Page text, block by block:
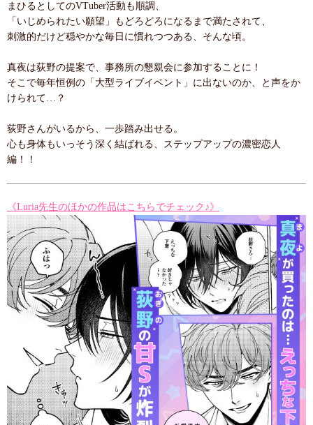
まひるとしてのVTuber活動も順調、
「いじめられたい願望」もどろどろになるまで満たされて、
刺激的だけど穏やかな毎日に慣れつつある、そんな頃。
真夜は荻野の提案で、事務所の懇親会に参加することに！
そこで毎年恒例の「大型ライブイベント」に出ないのか、と声をか
けられて…？
荻野さんがいるから、一歩踏み出せる。
心も身体もいっそう深く結ばれる、ステップアップの濃密恋人
編！！
《Luria先生のほかの作品はこちらでチェック♪》